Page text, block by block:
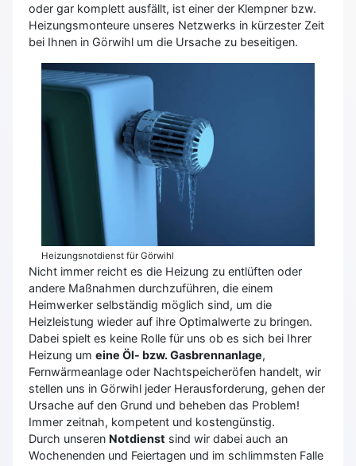
oder gar komplett ausfällt, ist einer der Klempner bzw.
Heizungsmonteure unseres Netzwerks in kürzester Zeit
bei Ihnen in Görwihl um die Ursache zu beseitigen.
Heizungsnotdienst für Görwihl
Nicht immer reicht es die Heizung zu entlüften oder
andere Maßnahmen durchzuführen, die einem
Heimwerker selbständig möglich sind, um die
Heizleistung wieder auf ihre Optimalwerte zu bringen.
Dabei spielt es keine Rolle für uns ob es sich bei Ihrer
Heizung um eine Öl- bzw. Gasbrennanlage,
Fernwärmeanlage oder Nachtspeicheröfen handelt, wir
stellen uns in Görwihl jeder Herausforderung, gehen der
Ursache auf den Grund und beheben das Problem!
Immer zeitnah, kompetent und kostengünstig.
Durch unseren Notdienst sind wir dabei auch an
Wochenenden und Feiertagen und im schlimmsten Falle